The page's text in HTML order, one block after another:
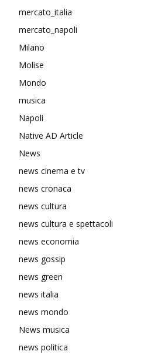
mercato_italia
mercato_napoli
Milano
Molise
Mondo
musica
Napoli
Native AD Article
News
news cinema e tv
news cronaca
news cultura
news cultura e spettacoli
news economia
news gossip
news green
news italia
news mondo
News musica
news politica